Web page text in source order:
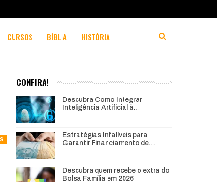
CURSOS BÍBLIA HISTÓRIA
CONFIRA!
Descubra Como Integrar
Inteligência Artificial à…
Estratégias Infalíveis para
Garantir Financiamento de…
Descubra quem recebe o extra do
Bolsa Família em 2026